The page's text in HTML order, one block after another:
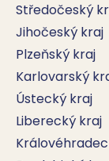
Středočeský
Jihočeský kraj
Plzeňský kraj
Karlovarský
Ústecký kraj
Liberecký kraj